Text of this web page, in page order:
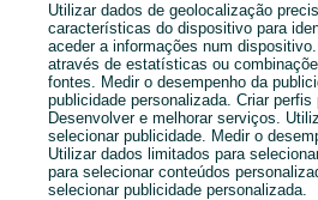
Utilizar dados de geolocalização
características do dispositivo para
aceder a informações num
através de estatísticas ou
fontes. Medir o desempenho da
publicidade personalizada. Criar
Desenvolver e melhorar serviços.
selecionar publicidade. Medir o
Utilizar dados limitados para
para selecionar conteúdos
selecionar publicidade personalizada.